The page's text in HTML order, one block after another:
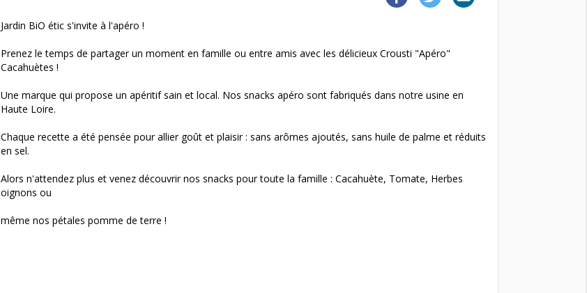
Jardin BiO étic s'invite à l'apéro !
Prenez le temps de partager un moment en famille ou entre amis avec les délicieux Crousti "Apéro"
Cacahuètes !
Une marque qui propose un apéritif sain et local. Nos snacks apéro sont fabriqués dans notre usine en
Haute Loire.
Chaque recette a été pensée pour allier goût et plaisir : sans arômes ajoutés, sans huile de palme et réduits
en sel.
Alors n'attendez plus et venez découvrir nos snacks pour toute la famille : Cacahuète, Tomate, Herbes
oignons ou
même nos pétales pomme de terre !